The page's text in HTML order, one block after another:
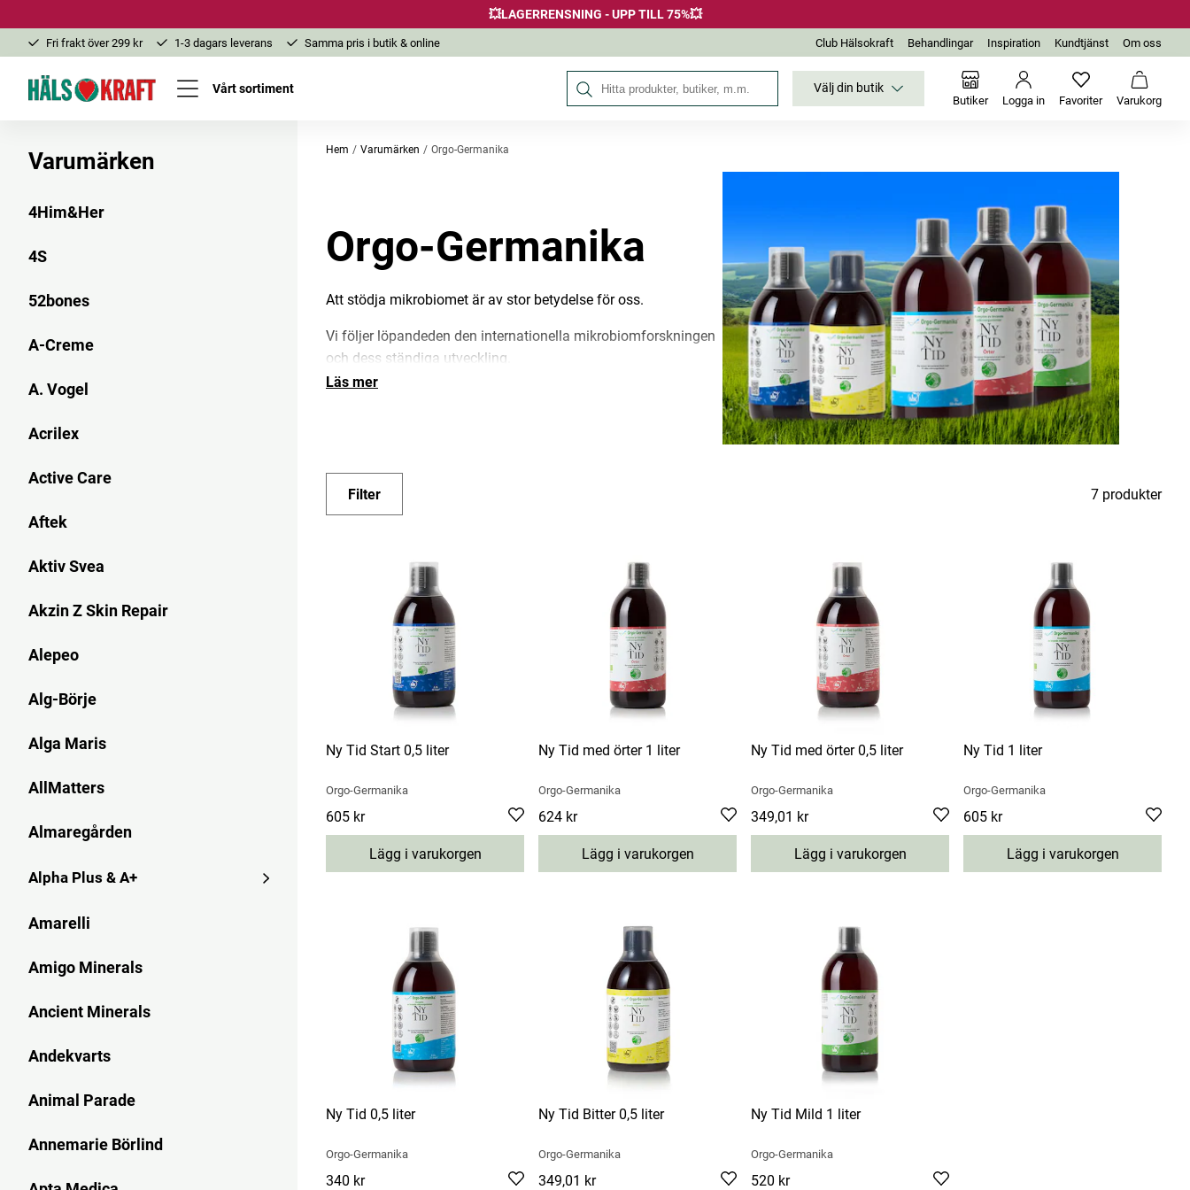
💥LAGERRENSNING - UPP TILL 75%💥
Fri frakt över 299 kr 1-3 dagars leverans Samma pris i butik & online Club Hälsokraft Behandlingar Inspiration Kundtjänst Om oss
Vårt sortiment Sök på Hälsokraft Välj din butik
Butiker Logga in FavoriterInga favoriter
Varukorg
Varumärken
4Him&Her
4S
52bones
A-Creme
A. Vogel
Acrilex
Active Care
Aftek
Aktiv Svea
Akzin Z Skin Repair
Alepeo
Alg-Börje
Alga Maris
AllMatters
Almaregården
Alpha Plus & A+
Amarelli
Amigo Minerals
Ancient Minerals
Andekvarts
Animal Parade
Annemarie Börlind
Hem Varumärken Orgo-Germanika
Orgo-Germanika
Att stödja mikrobiomet är av stor betydelse för oss.
Vi följer löpandeden den internationella mikrobiomforskningen
och dess ständiga utveckling.
Mikrobiomet är en del av vår hälsa och det är mycket viktigt att
Läs mer
Filter 7 produkter
Ny Tid Start 0,5 liter
Orgo-Germanika
Pris :605 kr
605 kr
Lägg i varukorgen
Ny Tid med örter 1 liter
Orgo-Germanika
Pris :624 kr
624 kr
Lägg i varukorgen
Ny Tid med örter 0,5 liter
Orgo-Germanika
Pris:349,01 kr
349,01 kr
Lägg i varukorgen
Ny Tid 1 liter
Orgo-Germanika
Pris :605 kr
605 kr
Lägg i varukorgen
Ny Tid 0,5 liter
Orgo-Germanika
Pris :340 kr
340 kr
Ny Tid Bitter 0,5 liter
Orgo-Germanika
Pris:349,01 kr
349,01 kr
Ny Tid Mild 1 liter
Orgo-Germanika
Pris :520 kr
520 kr